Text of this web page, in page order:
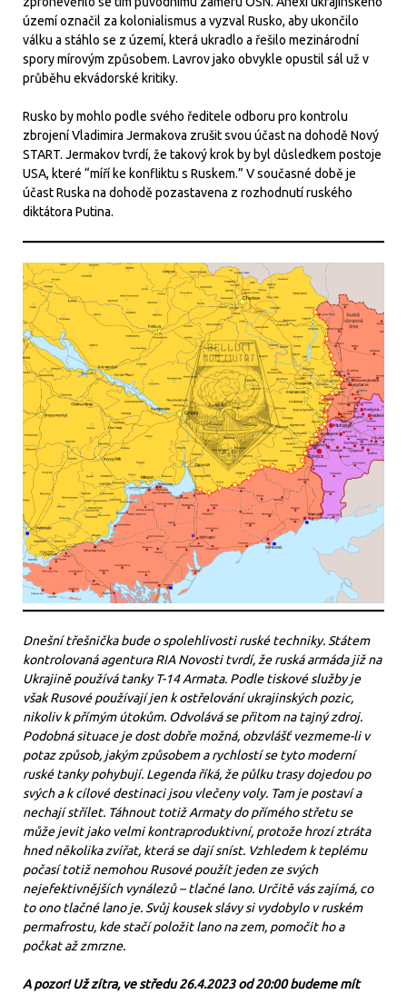
území označil za kolonialismus a vyzval Rusko, aby ukončilo
válku a stáhlo se z území, která ukradlo a řešilo mezinárodní
spory mírovým způsobem. Lavrov jako obvykle opustil sál už v
průběhu ekvádorské kritiky.
Rusko by mohlo podle svého ředitele odboru pro kontrolu
zbrojení Vladimira Jermakova zrušit svou účast na dohodě Nový
START. Jermakov tvrdí, že takový krok by byl důsledkem postoje
USA, které “míří ke konfliktu s Ruskem.” V současné době je
účast Ruska na dohodě pozastavena z rozhodnutí ruského
diktátora Putina.
Dnešní třešnička bude o spolehlivosti ruské techniky. Státem
kontrolovaná agentura RIA Novosti tvrdí, že ruská armáda již na
Ukrajině používá tanky T-14 Armata. Podle tiskové služby je
však Rusové používají jen k ostřelování ukrajinských pozic,
nikoliv k přímým útokům. Odvolává se přitom na tajný zdroj.
Podobná situace je dost dobře možná, obzvlášť vezmeme-li v
potaz způsob, jakým způsobem a rychlostí se tyto moderní
ruské tanky pohybují. Legenda říká, že půlku trasy dojedou po
svých a k cílové destinaci jsou vlečeny voly. Tam je postaví a
nechají střílet. Táhnout totiž Armaty do přímého střetu se
může jevit jako velmi kontraproduktivní, protože hrozí ztráta
hned několika zvířat, která se dají sníst. Vzhledem k teplému
počasí totiž nemohou Rusové použít jeden ze svých
nejefektivnějších vynálezů – tlačné lano. Určitě vás zajímá, co
to ono tlačné lano je. Svůj kousek slávy si vydobylo v ruském
permafrostu, kde stačí položit lano na zem, pomočit ho a
počkat až zmrzne.
A pozor! Už zítra, ve středu 26.4.2023 od 20:00 budeme mít